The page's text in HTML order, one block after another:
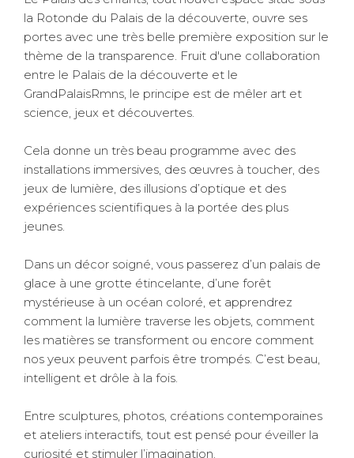
la Rotonde du Palais de la découverte, ouvre ses
portes avec une très belle première exposition sur le
thème de la transparence. Fruit d'une collaboration
entre le Palais de la découverte et le
GrandPalaisRmns, le principe est de mêler art et
science, jeux et découvertes.
Cela donne un très beau programme avec des
installations immersives, des œuvres à toucher, des
jeux de lumière, des illusions d’optique et des
expériences scientifiques à la portée des plus
jeunes.
Dans un décor soigné, vous passerez d’un palais de
glace à une grotte étincelante, d’une forêt
mystérieuse à un océan coloré, et apprendrez
comment la lumière traverse les objets, comment
les matières se transforment ou encore comment
nos yeux peuvent parfois être trompés. C’est beau,
intelligent et drôle à la fois.
Entre sculptures, photos, créations contemporaines
et ateliers interactifs, tout est pensé pour éveiller la
curiosité et stimuler l’imagination.